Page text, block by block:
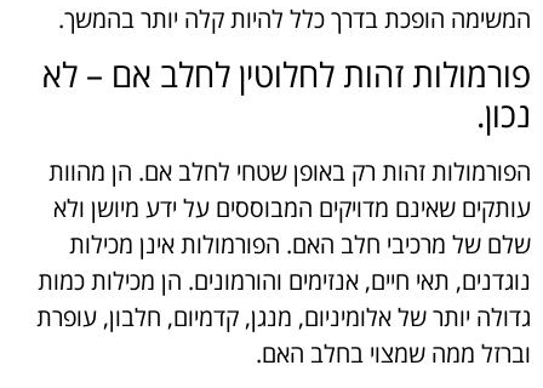
המשימה הופכת בדרך כלל להיות קלה יותר בהמשך.
פורמולות זהות לחלוטין לחלב אם – לא
נכון.
הפורמולות זהות רק באופן שטחי לחלב אם. הן מהוות
עותקים שאינם מדויקים המבוססים על ידע מיושן ולא
שלם של מרכיבי חלב האם. הפורמולות אינן מכילות
נוגדנים, תאי חיים, אנזימים והורמונים. הן מכילות כמות
גדולה יותר של אלומיניום, מנגן, קדמיום, חלבון, עופרת
וברזל ממה שמצוי בחלב האם.